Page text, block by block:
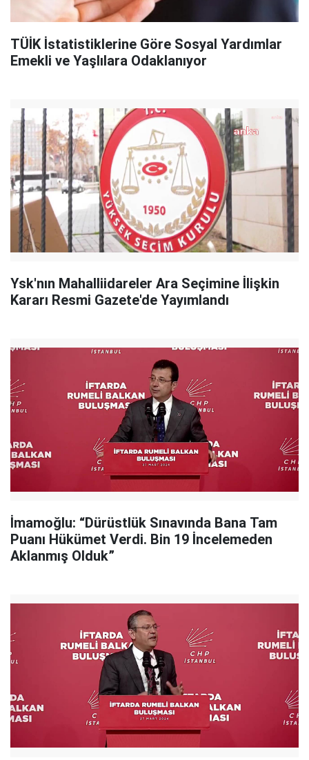
TÜİK İstatistiklerine Göre Sosyal Yardımlar
Emekli ve Yaşlılara Odaklanıyor
Ysk'nın Mahalliidareler Ara Seçimine İlişkin
Kararı Resmi Gazete'de Yayımlandı
İmamoğlu: “Dürüstlük Sınavında Bana Tam
Puanı Hükümet Verdi. Bin 19 İncelemeden
Aklanmış Olduk”